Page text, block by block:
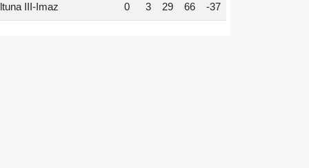
III-Imaz 0 3 29 66 -37